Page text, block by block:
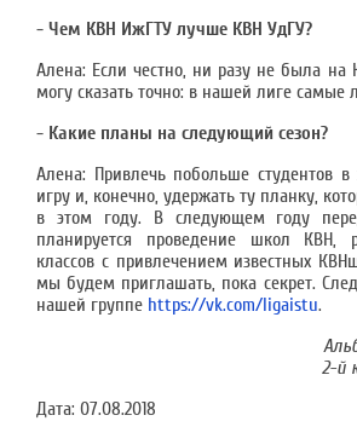
- Чем КВН ИжГТУ лучше КВН УдГУ?
Алена: Если честно, ни разу не была на
могу сказать точно: в нашей лиге самые
- Какие планы на следующий сезон?
Алена: Привлечь побольше студентов в
игру и, конечно, удержать ту планку,
в этом году. В следующем году
планируется проведение школ КВН,
классов с привлечением известных
мы будем приглашать, пока секрет.
нашей группе https://vk.com/ligaistu.
2-й
Дата: 07.08.2018